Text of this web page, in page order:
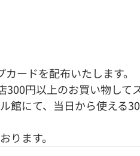
ードを配布いたします。
円以上のお買い物して
館にて、当日から使える
ります。